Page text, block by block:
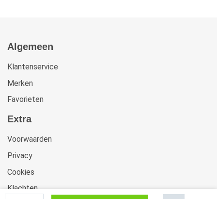
Algemeen
Klantenservice
Merken
Favorieten
Extra
Voorwaarden
Privacy
Cookies
Klachten